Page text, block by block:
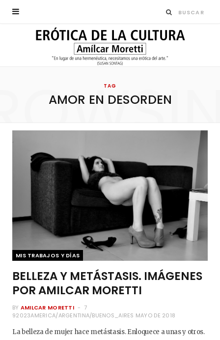
TAG
AMOR EN DESORDEN
MIS TRABAJOS Y DÍAS
BELLEZA Y METÁSTASIS. IMÁGENES
POR AMILCAR MORETTI
BY AMILCAR MORETTI
7
92023AMERICA/ARGENTINA/BUENOS_AIRES MAYO DE 2018
La belleza de mujer hace metástasis. Enloquece a unas y otros.